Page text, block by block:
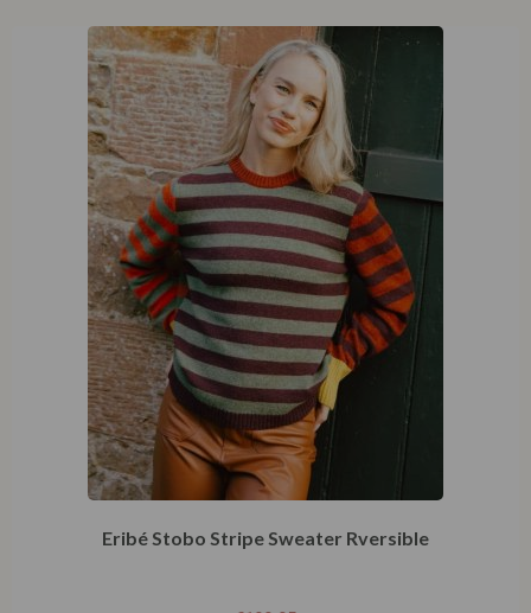
Eribé Stobo Stripe Sweater Rversible